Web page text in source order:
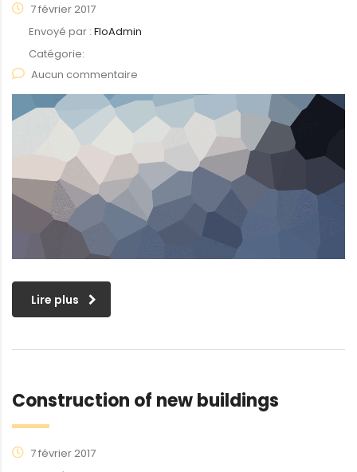
7 février 2017
Envoyé par : FloAdmin
Catégorie:
Aucun commentaire
Lire plus
Construction of new buildings
7 février 2017